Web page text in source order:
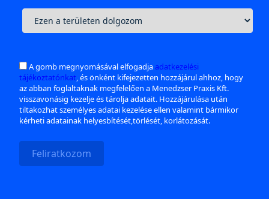
A gomb megnyomásával elfogadjaadatkezelési
tájékoztatónkat, és önként kifejezetten hozzájárul ahhoz, hogy
az abban foglaltaknak megfelelően a Menedzser Praxis Kft.
visszavonásig kezelje és tárolja adatait. Hozzájárulása után
tiltakozhat személyes adatai kezelése ellen valamint bármikor
kérheti adatainak helyesbítését,törlését, korlátozását.
Feliratkozom